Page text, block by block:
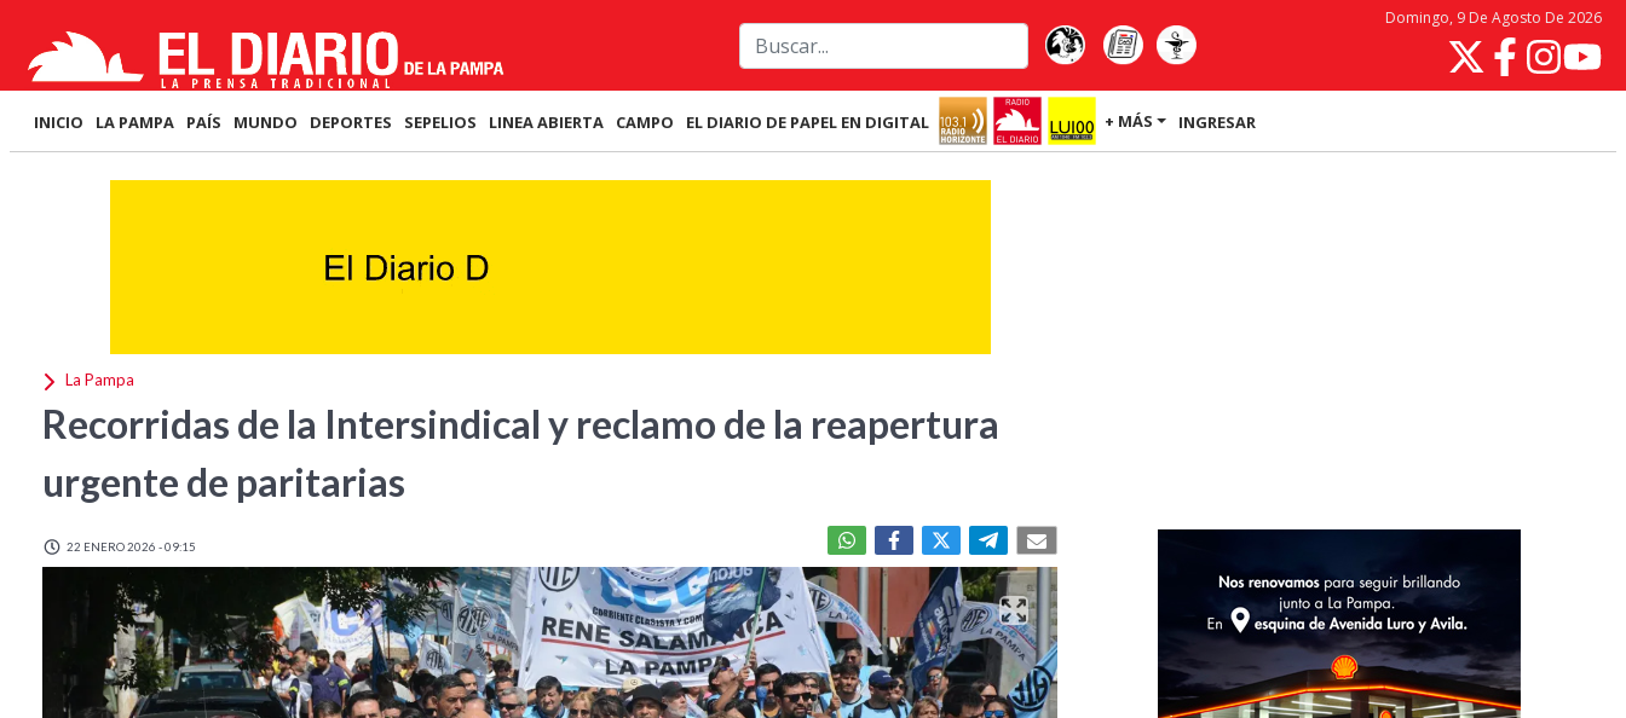
Domingo, 9 De Agosto De 2026
INICIO LA PAMPA PAÍS MUNDO DEPORTES SEPELIOS LINEA ABIERTA CAMPO EL DIARIO DE PAPEL EN DIGITAL + MÁS INGRESAR
La Pampa
Recorridas de la Intersindical y reclamo de la reapertura
urgente de paritarias
22 ENERO 2026 - 09:15